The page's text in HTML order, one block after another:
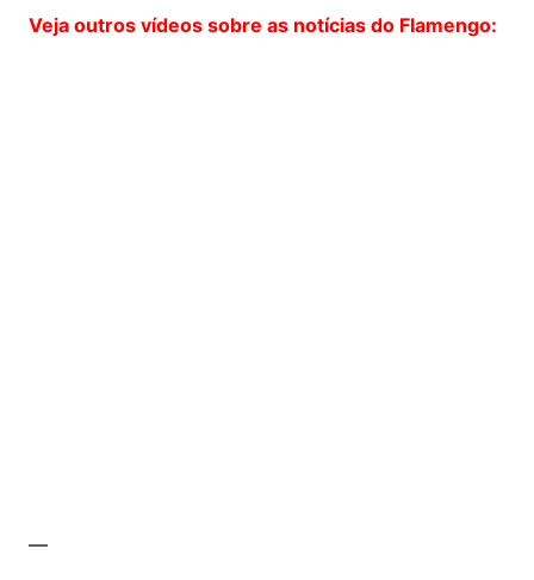
Veja outros vídeos sobre as notícias do Flamengo:
—